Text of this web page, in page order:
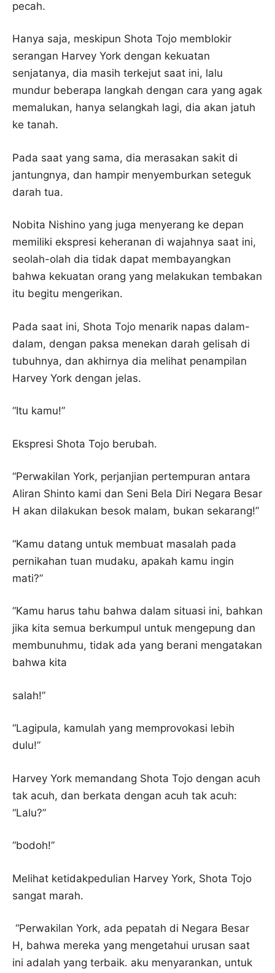
pecah.
Hanya saja, meskipun Shota Tojo memblokir
serangan Harvey York dengan kekuatan
senjatanya, dia masih terkejut saat ini, lalu
mundur beberapa langkah dengan cara yang agak
memalukan, hanya selangkah lagi, dia akan jatuh
ke tanah.
Pada saat yang sama, dia merasakan sakit di
jantungnya, dan hampir menyemburkan seteguk
darah tua.
Nobita Nishino yang juga menyerang ke depan
memiliki ekspresi keheranan di wajahnya saat ini,
seolah-olah dia tidak dapat membayangkan
bahwa kekuatan orang yang melakukan tembakan
itu begitu mengerikan.
Pada saat ini, Shota Tojo menarik napas dalam-
dalam, dengan paksa menekan darah gelisah di
tubuhnya, dan akhirnya dia melihat penampilan
Harvey York dengan jelas.
“Itu kamu!”
Ekspresi Shota Tojo berubah.
“Perwakilan York, perjanjian pertempuran antara
Aliran Shinto kami dan Seni Bela Diri Negara Besar
H akan dilakukan besok malam, bukan sekarang!”
“Kamu datang untuk membuat masalah pada
pernikahan tuan mudaku, apakah kamu ingin
mati?”
“Kamu harus tahu bahwa dalam situasi ini, bahkan
jika kita semua berkumpul untuk mengepung dan
membunuhmu, tidak ada yang berani mengatakan
bahwa kita
salah!”
“Lagipula, kamulah yang memprovokasi lebih
dulu!”
Harvey York memandang Shota Tojo dengan acuh
tak acuh, dan berkata dengan acuh tak acuh:
“Lalu?”
“bodoh!”
Melihat ketidakpedulian Harvey York, Shota Tojo
sangat marah.
“Perwakilan York, ada pepatah di Negara Besar
H, bahwa mereka yang mengetahui urusan saat
ini adalah yang terbaik. aku menyarankan, untuk